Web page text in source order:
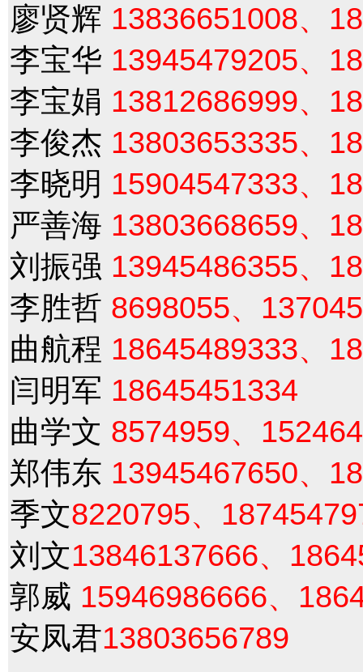
廖贤辉 13836651008、
李宝华 13945479205、
李宝娟 13812686999、
李俊杰 13803653335、
李晓明 15904547333、
严善海 13803668659、
刘振强 13945486355、
李胜哲 8698055、
曲航程 18645489333、
闫明军 18645451334
曲学文 8574959、
郑伟东 13945467650、
季文8220795、
刘文13846137666、
郭威 15946986666、
安凤君13803656789